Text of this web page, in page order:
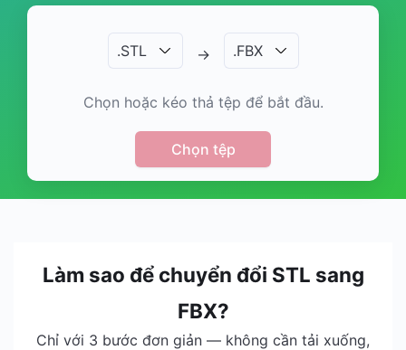
.STL → .FBX
Chọn hoặc kéo thả tệp để bắt đầu.
Chọn tệp
Làm sao để chuyển đổi STL sang
FBX?
Chỉ với 3 bước đơn giản — không cần tải xuống,